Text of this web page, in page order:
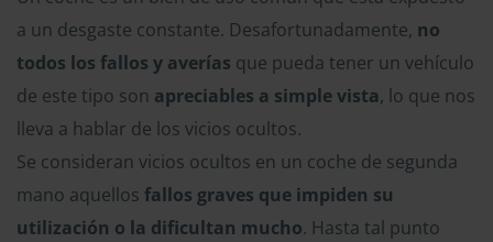
a un desgaste constante. Desafortunadamente, no
todos los fallos y averías que pueda tener un vehículo
de este tipo son apreciables a simple vista, lo que nos
lleva a hablar de los vicios ocultos.
Se consideran vicios ocultos en un coche de segunda
mano aquellos fallos graves que impiden su
utilización o la dificultan mucho. Hasta tal punto